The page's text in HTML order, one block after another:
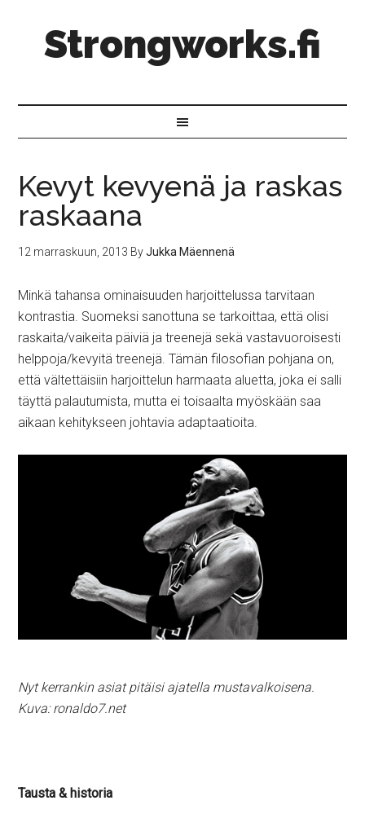
Strongworks.fi
Kevyt kevyenä ja raskas
raskaana
12 marraskuun, 2013 ByJukka Mäennenä
Minkä tahansa ominaisuuden harjoittelussa tarvitaan
kontrastia. Suomeksi sanottuna se tarkoittaa, että olisi
raskaita/vaikeita päiviä ja treenejä sekä vastavuoroisesti
helppoja/kevyitä treenejä. Tämän filosofian pohjana on,
että vältettäisiin harjoittelun harmaata aluetta, joka ei salli
täyttä palautumista, mutta ei toisaalta myöskään saa
aikaan kehitykseen johtavia adaptaatioita.
Nyt kerrankin asiat pitäisi ajatella mustavalkoisena.
Kuva: ronaldo7.net
Tausta & historia